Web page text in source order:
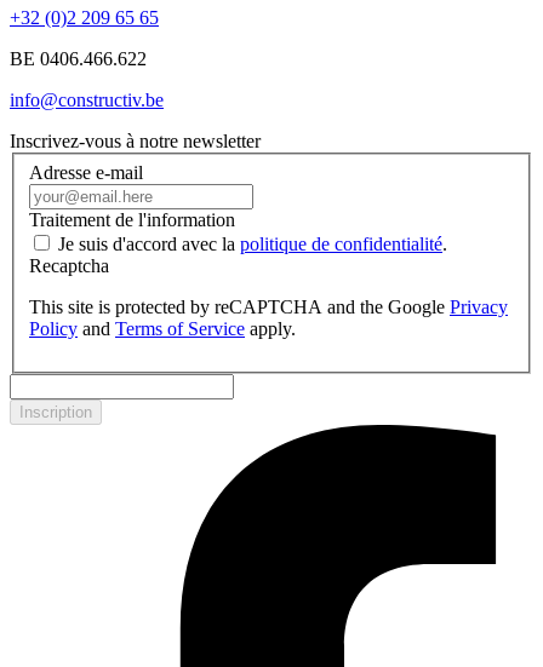
+32 (0)2 209 65 65
BE 0406.466.622
info@constructiv.be
Inscrivez-vous à notre newsletter
Adresse e-mail
Traitement de l'information
Je suis d'accord avec la politique de confidentialité.
Recaptcha
This site is protected by reCAPTCHA and the Google Privacy
Policy and Terms of Service apply.
Inscription